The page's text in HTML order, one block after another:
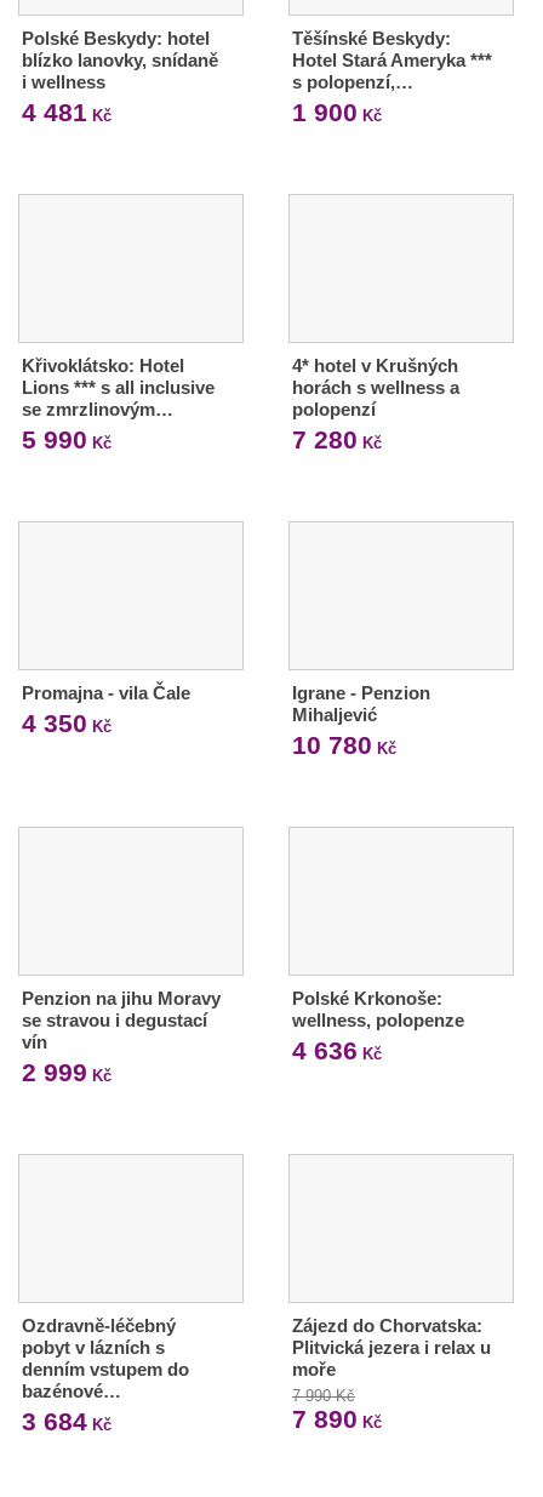
Polské Beskydy: hotel
blízko lanovky, snídaně
i wellness
4 481 Kč
Těšínské Beskydy:
Hotel Stará Ameryka ***
s polopenzí,…
1 900 Kč
Křivoklátsko: Hotel
Lions *** s all inclusive
se zmrzlinovým…
5 990 Kč
4* hotel v Krušných
horách s wellness a
polopenzí
7 280 Kč
Promajna - vila Čale
4 350 Kč
Igrane - Penzion
Mihaljević
10 780 Kč
Penzion na jihu Moravy
se stravou i degustací
vín
2 999 Kč
Polské Krkonoše:
wellness, polopenze
4 636 Kč
Ozdravně-léčebný
pobyt v lázních s
denním vstupem do
bazénové…
3 684 Kč
Zájezd do Chorvatska:
Plitvická jezera i relax u
moře
7 990 Kč
7 890 Kč